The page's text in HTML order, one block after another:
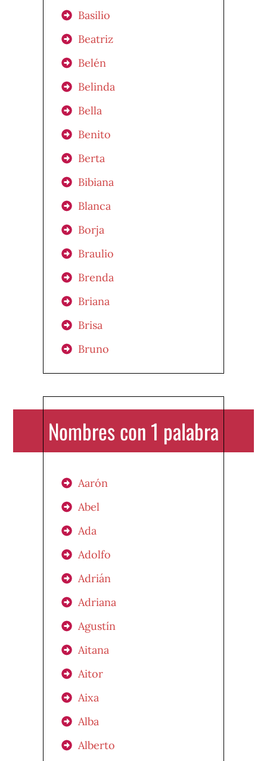
Basilio
Beatriz
Belén
Belinda
Bella
Benito
Berta
Bibiana
Blanca
Borja
Braulio
Brenda
Briana
Brisa
Bruno
Nombres con 1 palabra
Aarón
Abel
Ada
Adolfo
Adrián
Adriana
Agustín
Aitana
Aitor
Aixa
Alba
Alberto